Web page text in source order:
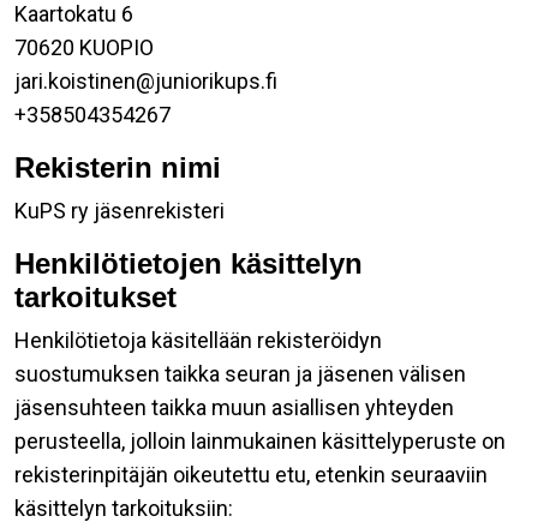
Kaartokatu 6
70620 KUOPIO
jari.koistinen@juniorikups.fi
+358504354267
Rekisterin nimi
KuPS ry jäsenrekisteri
Henkilötietojen käsittelyn
tarkoitukset
Henkilötietoja käsitellään rekisteröidyn
suostumuksen taikka seuran ja jäsenen välisen
jäsensuhteen taikka muun asiallisen yhteyden
perusteella, jolloin lainmukainen käsittelyperuste on
rekisterinpitäjän oikeutettu etu, etenkin seuraaviin
käsittelyn tarkoituksiin: